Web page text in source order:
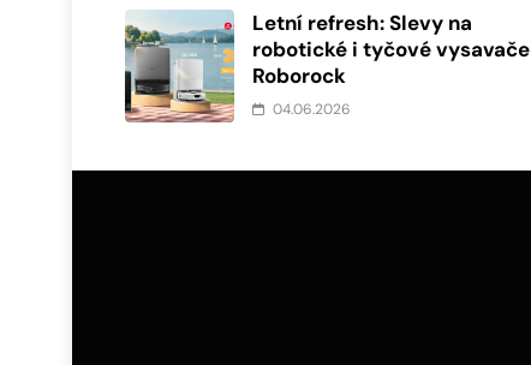
Letní refresh: Slevy na
robotické i tyčové vysavače
Roborock
04.06.2026